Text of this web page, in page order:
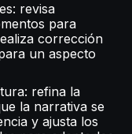
revisa
para
corrección
un aspecto
refina la
la narrativa se
y ajusta los